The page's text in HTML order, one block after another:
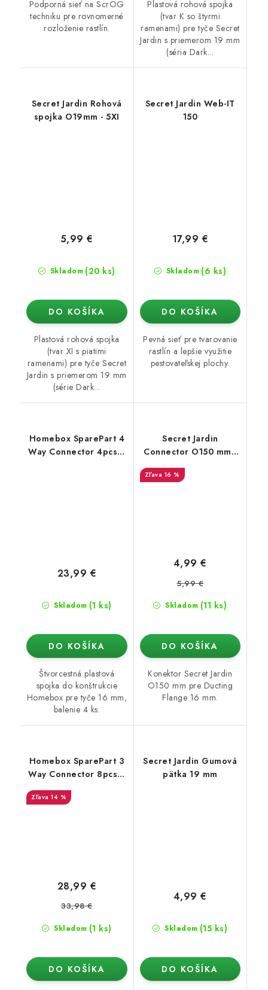
Podporná sieť na ScrOG
techniku pre rovnomerné
rozloženie rastlín.
Plastová rohová spojka
(tvar K so štyrmi
ramenami) pre tyče Secret
Jardin s priemerom 19 mm
(séria Dark...
Secret Jardin Rohová
spojka O19mm - 5XI
Skladom (20 ks)
5,99 €
DO KOŠÍKA
Plastová rohová spojka
(tvar XI s piatimi
ramenami) pre tyče Secret
Jardin s priemerom 19 mm
(série Dark...
Secret Jardin Web-IT
150
Skladom (6 ks)
17,99 €
DO KOŠÍKA
Pevná sieť pre tvarovanie
rastlín a lepšie využitie
pestovateľskej plochy.
Homebox SparePart 4
Way Connector 4pcs /
Skladom (1 ks)
23,99 €
DO KOŠÍKA
Štvorcestná plastová
spojka do konštrukcie
Homebox pre tyče 16 mm,
balenie 4 ks.
Secret Jardin
Connector O150 mm -
Flange (16mm)
16 %
Skladom (11 ks)
4,99 €
5,99 €
DO KOŠÍKA
Konektor Secret Jardin
O150 mm pre Ducting
Flange 16 mm.
Homebox SparePart 3
Way Connector 8pcs /
Set (16mm)
14 %
Skladom (1 ks)
28,99 €
33,98 €
DO KOŠÍKA
Secret Jardin Gumová
pätka 19 mm
Skladom (15 ks)
4,99 €
DO KOŠÍKA